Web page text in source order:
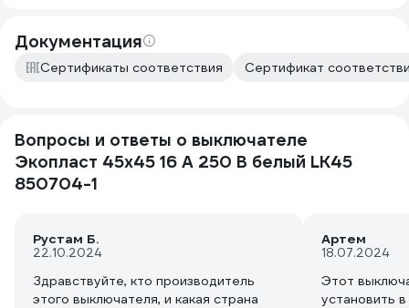
Документация
Сертификаты соответствия Сертификат
Вопросы и ответы о выключателе
Экопласт 45х45 16 A 250 B белый LK45
850704-1
Рустам Б.
22.10.2024
Здравствуйте, кто производитель
этого выключателя, и какая страна
Артем
18.07.2024
Этот
установить